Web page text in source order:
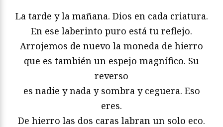
La tarde y la mañana. Dios en cada criatura.
En ese laberinto puro está tu reflejo.
Arrojemos de nuevo la moneda de hierro
que es también un espejo magnífico. Su
reverso
es nadie y nada y sombra y ceguera. Eso
eres.
De hierro las dos caras labran un solo eco.